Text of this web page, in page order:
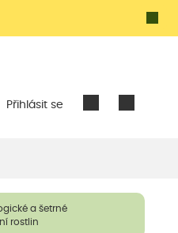
Přihlásit se
a šetrné
rostlin